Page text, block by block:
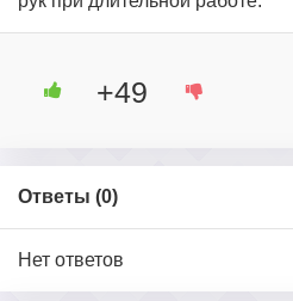
+49
Ответы (0)
Нет ответов